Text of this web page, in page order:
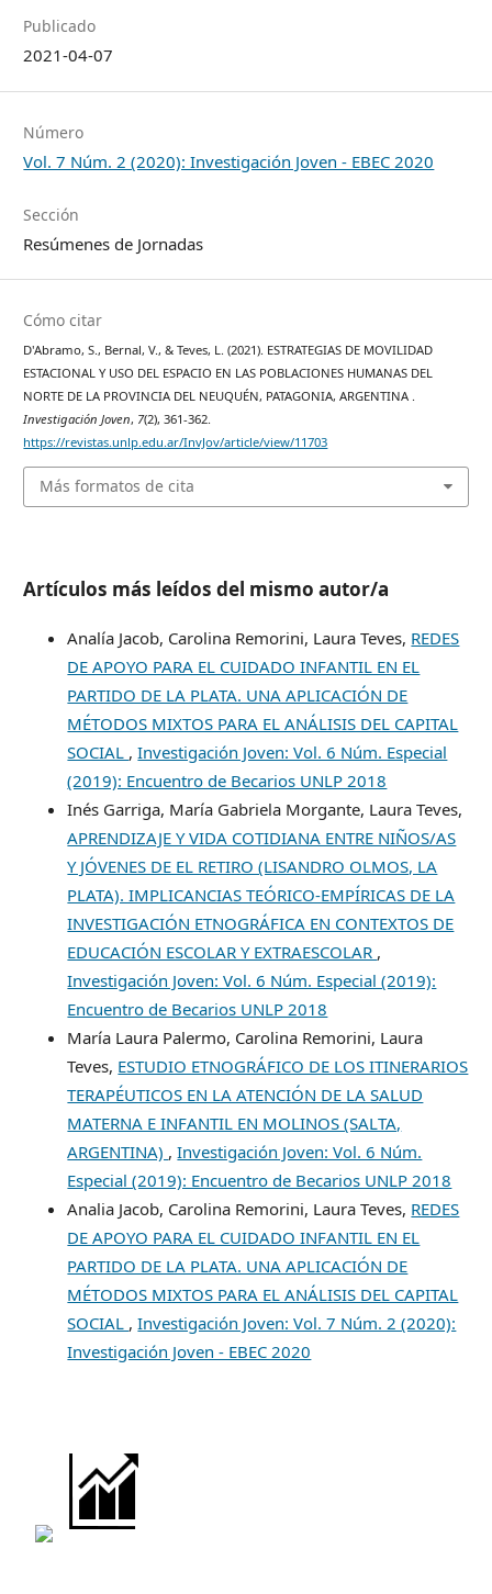
Publicado
2021-04-07
Número
Vol. 7 Núm. 2 (2020): Investigación Joven - EBEC 2020
Sección
Resúmenes de Jornadas
Cómo citar
D'Abramo, S., Bernal, V., & Teves, L. (2021). ESTRATEGIAS DE MOVILIDAD
ESTACIONAL Y USO DEL ESPACIO EN LAS POBLACIONES HUMANAS DEL
NORTE DE LA PROVINCIA DEL NEUQUÉN, PATAGONIA, ARGENTINA .
Investigación Joven, 7(2), 361-362.
https://revistas.unlp.edu.ar/InvJov/article/view/11703
Más formatos de cita
Artículos más leídos del mismo autor/a
Analía Jacob, Carolina Remorini, Laura Teves, REDES
DE APOYO PARA EL CUIDADO INFANTIL EN EL
PARTIDO DE LA PLATA. UNA APLICACIÓN DE
MÉTODOS MIXTOS PARA EL ANÁLISIS DEL CAPITAL
SOCIAL ,Investigación Joven: Vol. 6 Núm. Especial
(2019): Encuentro de Becarios UNLP 2018
Inés Garriga, María Gabriela Morgante, Laura Teves,
APRENDIZAJE Y VIDA COTIDIANA ENTRE NIÑOS/AS
Y JÓVENES DE EL RETIRO (LISANDRO OLMOS, LA
PLATA). IMPLICANCIAS TEÓRICO-EMPÍRICAS DE LA
INVESTIGACIÓN ETNOGRÁFICA EN CONTEXTOS DE
EDUCACIÓN ESCOLAR Y EXTRAESCOLAR ,
Investigación Joven: Vol. 6 Núm. Especial (2019):
Encuentro de Becarios UNLP 2018
María Laura Palermo, Carolina Remorini, Laura
Teves, ESTUDIO ETNOGRÁFICO DE LOS ITINERARIOS
TERAPÉUTICOS EN LA ATENCIÓN DE LA SALUD
MATERNA E INFANTIL EN MOLINOS (SALTA,
ARGENTINA) ,Investigación Joven: Vol. 6 Núm.
Especial (2019): Encuentro de Becarios UNLP 2018
Analia Jacob, Carolina Remorini, Laura Teves, REDES
DE APOYO PARA EL CUIDADO INFANTIL EN EL
PARTIDO DE LA PLATA. UNA APLICACIÓN DE
MÉTODOS MIXTOS PARA EL ANÁLISIS DEL CAPITAL
SOCIAL ,Investigación Joven: Vol. 7 Núm. 2 (2020):
Investigación Joven - EBEC 2020